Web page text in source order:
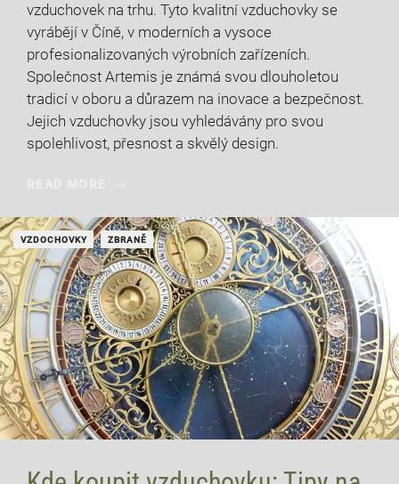
vzduchovek na trhu. Tyto kvalitní vzduchovky se
vyrábějí v Číně, v moderních a vysoce
profesionalizovaných výrobních zařízeních.
Společnost Artemis je známá svou dlouholetou
tradicí v oboru a důrazem na inovace a bezpečnost.
Jejich vzduchovky jsou vyhledávány pro svou
spolehlivost, přesnost a skvělý design.
VZDOCHOVKY ZBRANĚ